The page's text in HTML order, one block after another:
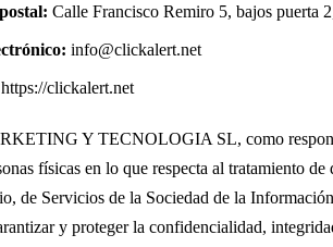
Calle Francisco Remiro 5, bajos puerta
info@clickalert.net
https://clickalert.net
Y TECNOLOGIA SL, como
físicas en lo que respecta al tratamiento
de Servicios de la Sociedad de la
y proteger la confidencialidad,